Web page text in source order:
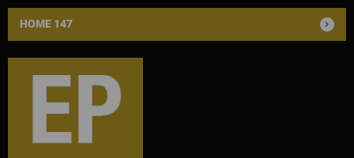
HOME 147